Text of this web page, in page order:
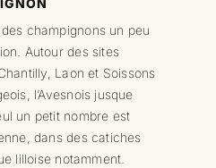
champignons un peu
Autour des sites
Laon et Soissons
l’Avesnois jusque
un petit nombre est
dans des catiches
lilloise notamment.